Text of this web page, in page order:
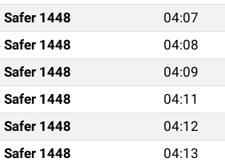
Safer 1448 04:07
Safer 1448 04:08
Safer 1448 04:09
Safer 1448 04:11
Safer 1448 04:12
Safer 1448 04:13